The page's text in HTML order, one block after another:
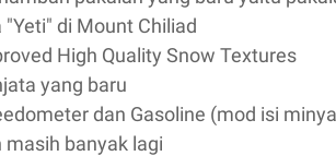
"Yeti" di Mount Chiliad
High Quality Snow Textures
yang baru
dan Gasoline (mod isi
masih banyak lagi